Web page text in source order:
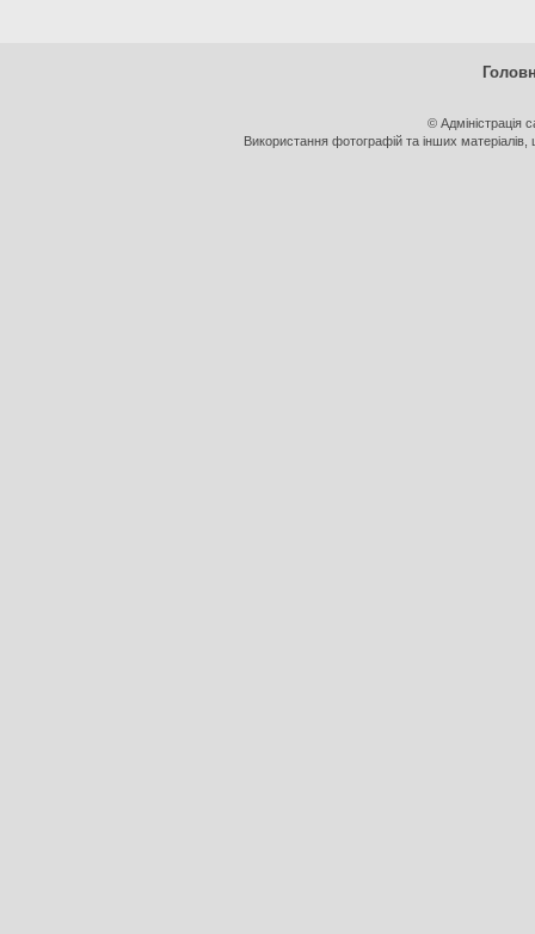
© Адміністрація
Використання фотографій та інших матеріалів,